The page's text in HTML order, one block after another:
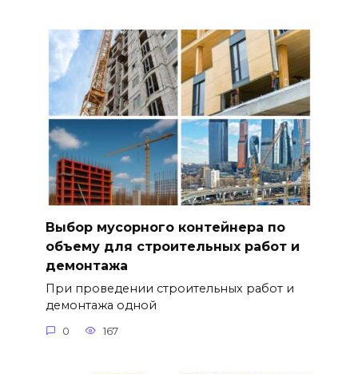
Выбор мусорного контейнера по
объему для строительных работ и
демонтажа
При проведении строительных работ и
демонтажа одной
0 167